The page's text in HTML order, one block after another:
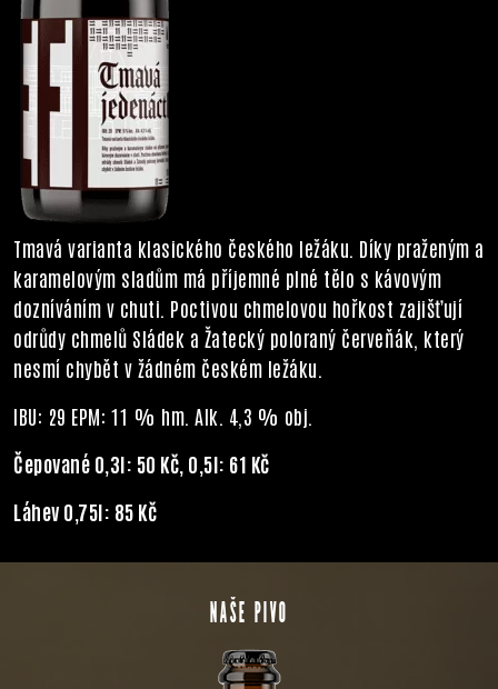
Tmavá varianta klasického českého ležáku. Díky praženým a
karamelovým sladům má příjemné plné tělo s kávovým
dozníváním v chuti. Poctivou chmelovou hořkost zajišťují
odrůdy chmelů Sládek a Žatecký poloraný červeňák, který
nesmí chybět v žádném českém ležáku.
IBU: 29 EPM: 11 % hm. Alk. 4,3 % obj.
Čepované 0,3l: 50 Kč, 0,5l: 61 Kč
Láhev 0,75l: 85 Kč
NAŠE PIVO